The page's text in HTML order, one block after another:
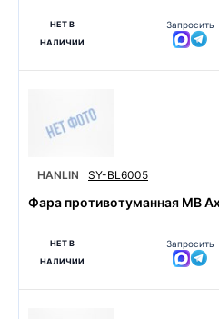
НЕТ В
НАЛИЧИИ
Запросить
HANLIN SY-BL6005
Фара противотуманная MB
НЕТ В
НАЛИЧИИ
Запросить